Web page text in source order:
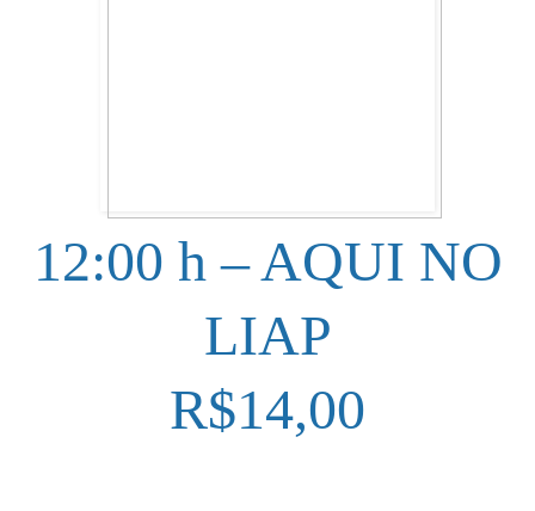
12:00 h – AQUI NO
LIAP
R$14,00